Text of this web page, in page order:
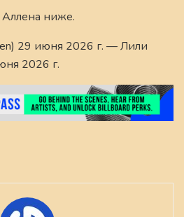
ниже.
29 июня 2026 г. — Лили
2026 г.